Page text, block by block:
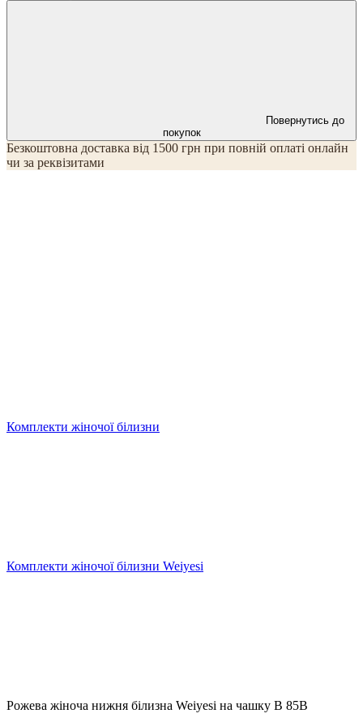
Повернутись до
покупок
Безкоштовна доставка від 1500 грн при повній оплаті онлайн
чи за реквізитами
Комплекти жіночої білизни
Комплекти жіночої білизни Weiyesi
Рожева жіноча нижня білизна Weiyesi на чашку B 85B